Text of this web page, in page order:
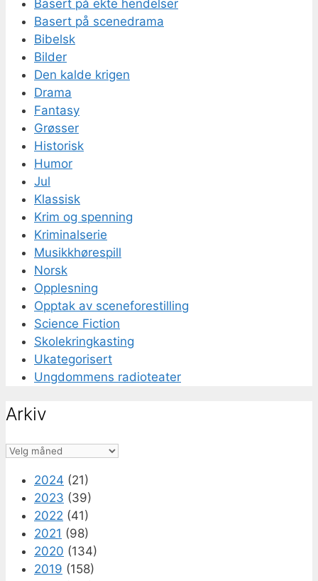
Basert på ekte hendelser
Basert på scenedrama
Bibelsk
Bilder
Den kalde krigen
Drama
Fantasy
Grøsser
Historisk
Humor
Jul
Klassisk
Krim og spenning
Kriminalserie
Musikkhørespill
Norsk
Opplesning
Opptak av sceneforestilling
Science Fiction
Skolekringkasting
Ukategorisert
Ungdommens radioteater
Arkiv
Arkiv
2024 (21)
2023 (39)
2022 (41)
2021 (98)
2020 (134)
2019 (158)